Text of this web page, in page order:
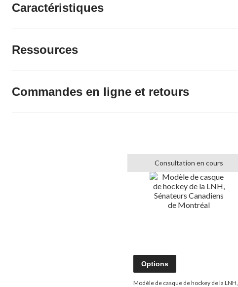
Caractéristiques
Ressources
Commandes en ligne et retours
Consultation en cours
Options
Modèle de casque de hockey de la LNH,